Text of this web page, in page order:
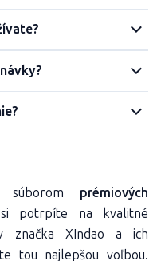
prémiových
potrpíte na kvalitné
značka XIndao a ich
tou najlepšou voľbou.